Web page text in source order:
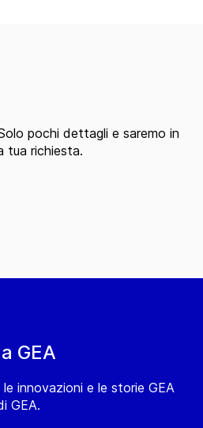
GEA
innovazioni e le storie GEA
GEA.
pochi dettagli e saremo in
tua richiesta.